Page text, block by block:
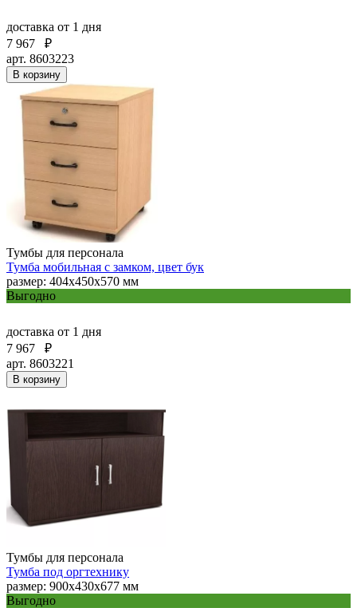
доставка от 1 дня
7 967
₽
арт. 8603223
В корзину
Тумбы для персонала
Тумба мобильная с замком, цвет бук
размер: 404х450х570 мм
Выгодно
доставка от 1 дня
7 967
₽
арт. 8603221
В корзину
Тумбы для персонала
Тумба под оргтехнику
размер: 900х430х677 мм
Выгодно